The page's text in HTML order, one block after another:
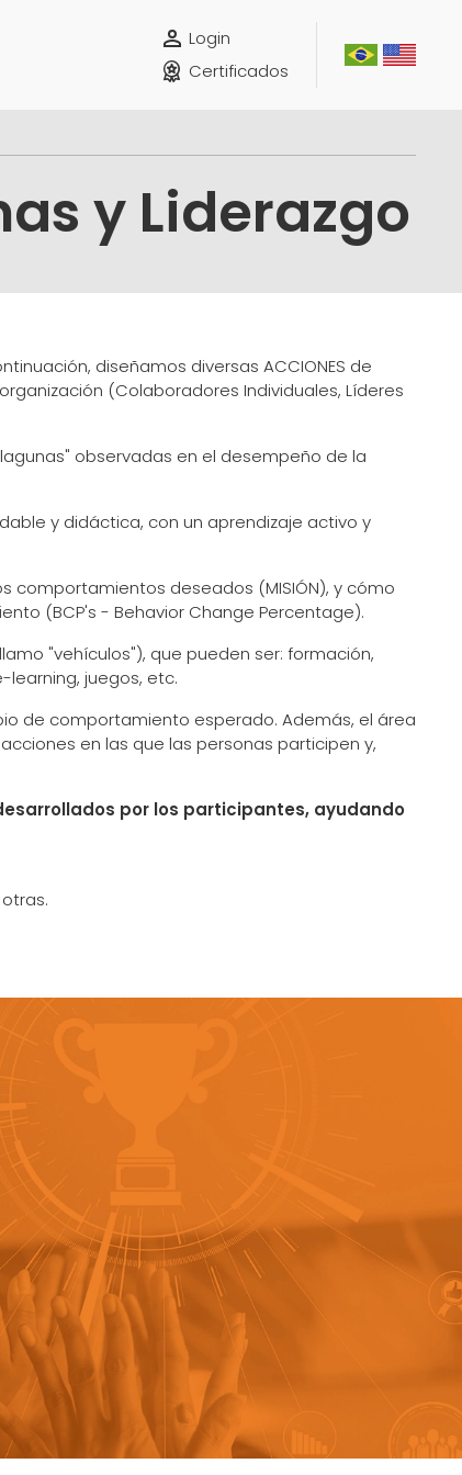
Login
Certificados
y Liderazgo
diseñamos diversas ACCIONES de
(Colaboradores Individuales, Líderes
observadas en el desempeño de la
y didáctica, con un aprendizaje activo y
comportamientos deseados (MISIÓN), y cómo
(BCP's - Behavior Change Percentage).
"vehículos"), que pueden ser: formación,
juegos, etc.
de comportamiento esperado. Además, el área
en las que las personas participen y,
por los participantes, ayudando